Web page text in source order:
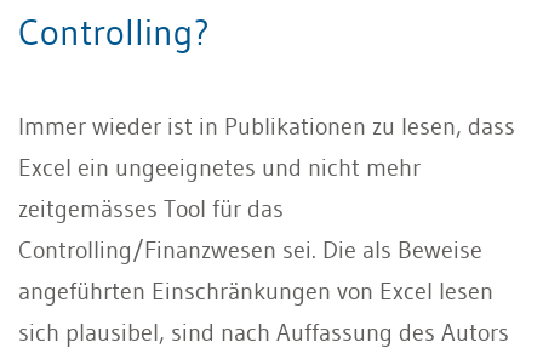
Controlling?
Immer wieder ist in Publikationen zu lesen, dass
Excel ein ungeeignetes und nicht mehr
zeitgemässes Tool für das
Controlling/Finanzwesen sei. Die als Beweise
angeführten Einschränkungen von Excel lesen
sich plausibel, sind nach Auffassung des Autors